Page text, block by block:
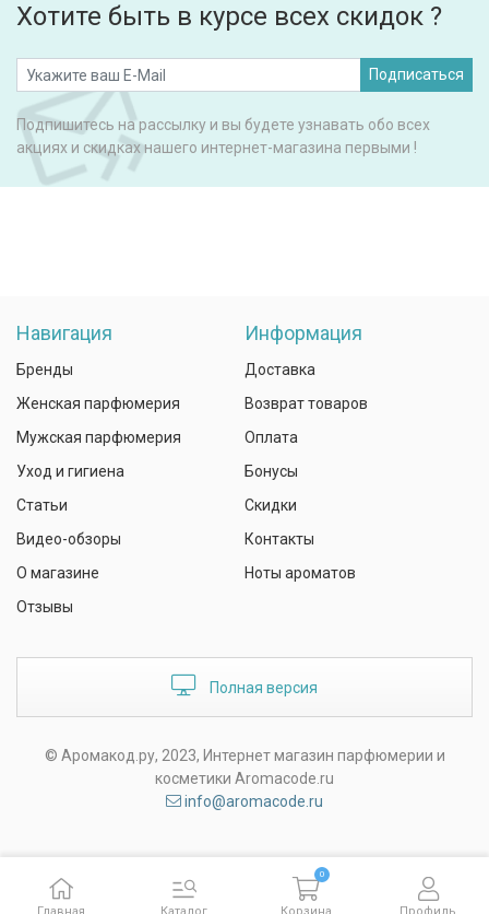
Хотите быть в курсе всех скидок ?
Подписаться
Подпишитесь на рассылку и вы будете узнавать обо всех
акциях и скидках нашего интернет-магазина первыми !
Навигация
Бренды
Женская парфюмерия
Мужская парфюмерия
Уход и гигиена
Статьи
Видео-обзоры
О магазине
Отзывы
Информация
Доставка
Возврат товаров
Оплата
Бонусы
Скидки
Контакты
Ноты ароматов
Полная версия
© Аромакод.ру, 2023, Интернет магазин парфюмерии и
косметики Aromacode.ru
info@aromacode.ru
0